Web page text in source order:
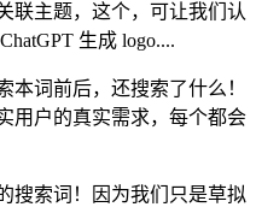
联主题，这个，可让我们认
生成 logo....
本词前后，还搜索了什么！
用户的真实需求，每个都会
搜索词！因为我们只是草拟